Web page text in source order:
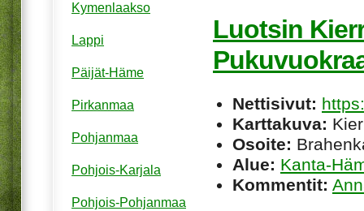
Luotsin
Nettisivut:
Karttakuva:
Osoite:
Alue: Kanta-
Kommentit:
Kymenlaakso
Lappi
Päijät-Häme
Pirkanmaa
Pohjanmaa
Pohjois-Karjala
Pohjois-Pohjanmaa